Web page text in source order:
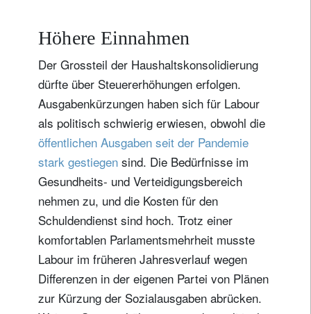
Höhere Einnahmen
Der Grossteil der Haushaltskonsolidierung
dürfte über Steuererhöhungen erfolgen.
Ausgabenkürzungen haben sich für Labour
als politisch schwierig erwiesen, obwohl die
öffentlichen Ausgaben seit der Pandemie
stark gestiegen sind. Die Bedürfnisse im
Gesundheits- und Verteidigungsbereich
nehmen zu, und die Kosten für den
Schuldendienst sind hoch. Trotz einer
komfortablen Parlamentsmehrheit musste
Labour im früheren Jahresverlauf wegen
Differenzen in der eigenen Partei von Plänen
zur Kürzung der Sozialausgaben abrücken.